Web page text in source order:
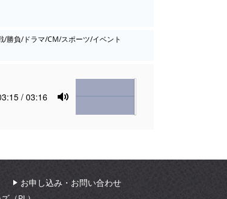
勝負/ドラマ/CM/スポーツ/イベント
/ 03:16
Mute
Volume
お申し込み・お問い合わせ